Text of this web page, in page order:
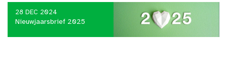
28 DEC 2024
Nieuwjaarsbrief 2025